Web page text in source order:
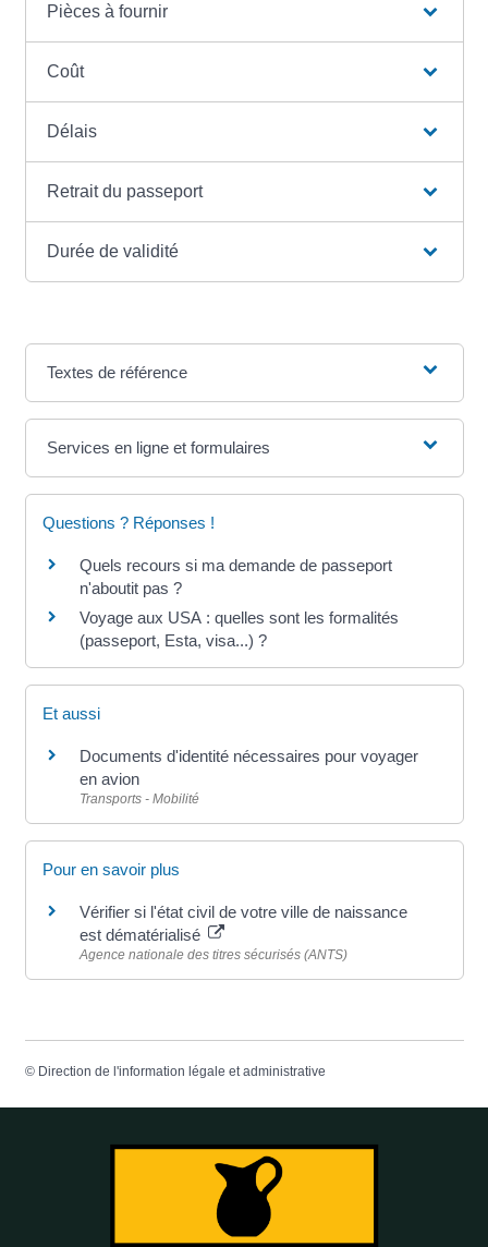
Pièces à fournir
Coût
Délais
Retrait du passeport
Durée de validité
Textes de référence
Services en ligne et formulaires
Questions ? Réponses !
Quels recours si ma demande de passeport
n'aboutit pas ?
Voyage aux USA : quelles sont les formalités
(passeport, Esta, visa...) ?
Et aussi
Documents d'identité nécessaires pour voyager
en avion
Transports - Mobilité
Pour en savoir plus
Vérifier si l'état civil de votre ville de naissance
est dématérialisé
Agence nationale des titres sécurisés (ANTS)
© Direction de l'information légale et administrative